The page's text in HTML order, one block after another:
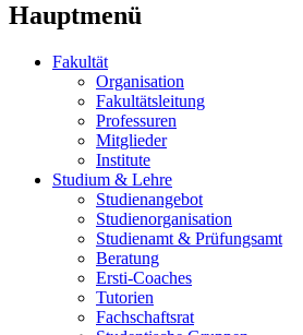
Hauptmenü
Fakultät
Organisation
Fakultätsleitung
Professuren
Mitglieder
Institute
Studium & Lehre
Studienangebot
Studienorganisation
Studienamt & Prüfungsamt
Beratung
Ersti-Coaches
Tutorien
Fachschaftsrat